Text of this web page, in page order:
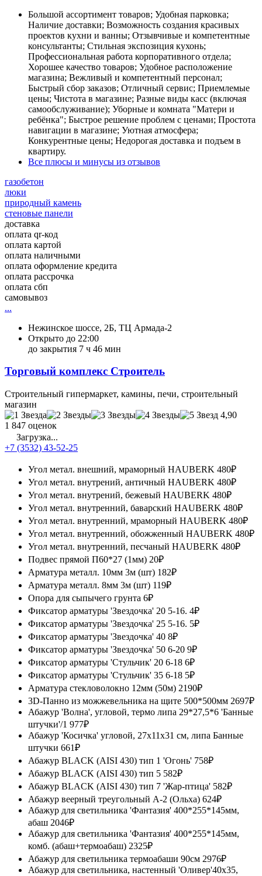
Большой ассортимент товаров; Удобная парковка;
Наличие доставки; Возможность создания красивых
проектов кухни и ванны; Отзывчивые и компетентные
консультанты; Стильная экспозиция кухонь;
Профессиональная работа корпоративного отдела;
Хорошее качество товаров; Удобное расположение
магазина; Вежливый и компетентный персонал;
Быстрый сбор заказов; Отличный сервис; Приемлемые
цены; Чистота в магазине; Разные виды касс (включая
самообслуживание); Уборные и комната "Матери и
ребёнка"; Быстрое решение проблем с ценами; Простота
навигации в магазине; Уютная атмосфера;
Конкурентные цены; Недорогая доставка и подъем в
квартиру.
Все плюсы и минусы из отзывов
газобетон
люки
природный камень
стеновые панели
доставка
оплата qr-код
оплата картой
оплата наличными
оплата оформление кредита
оплата рассрочка
оплата сбп
самовывоз
...
Нежинское шоссе, 2Б, ТЦ Армада-2
Открыто до 22:00
до закрытия 7 ч 46 мин
Торговый комплекс Строитель
Строительный гипермаркет, камины, печи, строительный
магазин
4,90
1 847 оценок
Загрузка...
+7 (3532) 43-52-25
Угол метал. внешний, мраморный HAUBERK 480₽
Угол метал. внутрений, античный HAUBERK 480₽
Угол метал. внутрений, бежевый HAUBERK 480₽
Угол метал. внутренний, баварский HAUBERK 480₽
Угол метал. внутренний, мраморный HAUBERK 480₽
Угол метал. внутренний, обожженный HAUBERK 480₽
Угол метал. внутренний, песчаный HAUBERK 480₽
Подвес прямой П60*27 (1мм) 20₽
Арматура металл. 10мм 3м (шт) 182₽
Арматура металл. 8мм 3м (шт) 119₽
Опора для сыпычего грунта 6₽
Фиксатор арматуры 'Звездочка' 20 5-16. 4₽
Фиксатор арматуры 'Звездочка' 25 5-16. 5₽
Фиксатор арматуры 'Звездочка' 40 8₽
Фиксатор арматуры 'Звездочка' 50 6-20 9₽
Фиксатор арматуры 'Стульчик' 20 6-18 6₽
Фиксатор арматуры 'Стульчик' 35 6-18 5₽
Арматура стекловолокно 12мм (50м) 2190₽
3D-Панно из можжевельника на щите 500*500мм 2697₽
Абажур 'Волна', угловой, термо липа 29*27,5*6 'Банные
штучки'/1 977₽
Абажур 'Косичка' угловой, 27x11x31 см, липа Банные
штучки 661₽
Абажур BLACK (AISI 430) тип 1 'Огонь' 758₽
Абажур BLACK (AISI 430) тип 5 582₽
Абажур BLACK (AISI 430) тип 7 'Жар-птица' 582₽
Абажур веерный треугольный А-2 (Ольха) 624₽
Абажур для светильника 'Фантазия' 400*255*145мм,
абаш 2046₽
Абажур для светильника 'Фантазия' 400*255*145мм,
комб. (абаш+термоабаш) 2325₽
Абажур для светильника термоабаши 90см 2976₽
Абажур для светильника, настенный 'Оливер'40х35,